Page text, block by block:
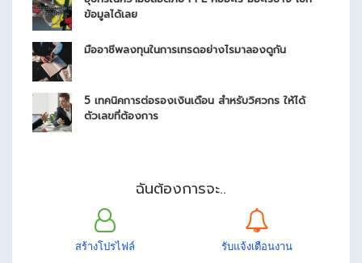
ข้อมูลได้เลย
มืออาชีพลงทุนในการเทรดอย่างไรมาลองดูกัน
5 เทคนิคการต่อรองเงินเดือน สำหรับวิศวกร ให้ได้
ตัวเลขที่ต้องการ
ฉันต้องการจะ..
สร้างโปรไฟล์ รับแจ้งเตือนงาน